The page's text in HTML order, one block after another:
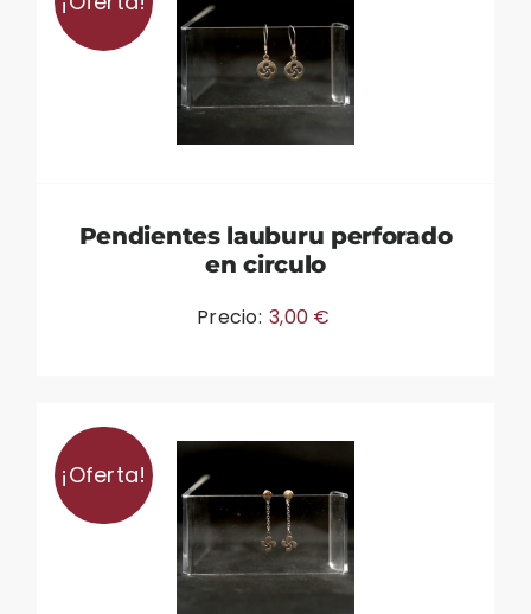
Pendientes lauburu perforado
en circulo
Precio: 3,00 €
¡Oferta!